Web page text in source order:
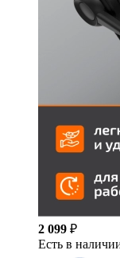
2 099 ₽
Есть в